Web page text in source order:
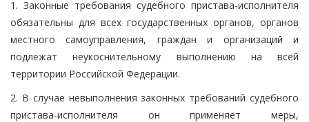
1. Законные требования судебного пристава-исполнителя
обязательны для всех государственных органов, органов
местного самоуправления, граждан и организаций и
подлежат неукоснительному выполнению на всей
территории Российской Федерации.
2. В случае невыполнения законных требований судебного
пристава-исполнителя он применяет меры,